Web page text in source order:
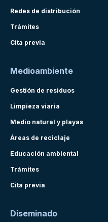
Redes de distribución
Trámites
Cita previa
Medioambiente
Gestión de residuos
Limpieza viaria
Medio natural y playas
Áreas de reciclaje
Educación ambiental
Trámites
Cita previa
Diseminado